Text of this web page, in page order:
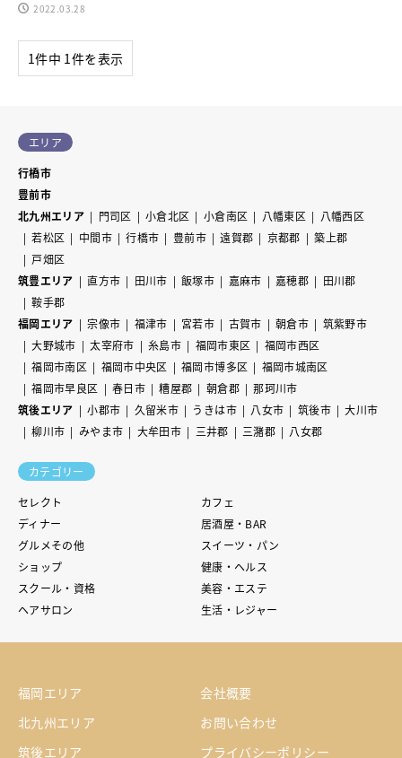
2022.03.28
1件中 1件を表示
エリア
行橋市
豊前市
北九州エリア
門司区 小倉北区 小倉南区 八幡東区
八幡西区
若松区
中間市 行橋市 豊前市 遠賀郡 京都郡
築上郡
戸畑区
筑豊エリア
直方市 田川市 飯塚市 嘉麻市 嘉穂郡
田川郡
鞍手郡
福岡エリア
宗像市 福津市 宮若市 古賀市 朝倉市
筑紫野市
大野城市
太宰府市 糸島市 福岡市東区
福岡市西区
福岡市南区
福岡市中央区 福岡市博多区
福岡市城南区
福岡市早良区
春日市 糟屋郡 朝倉郡
那珂川市
筑後エリア
小郡市 久留米市 うきは市 八女市 筑後市
大川市
柳川市
みやま市 大牟田市 三井郡 三潴郡 八女郡
カテゴリー
セレクト
カフェ
ディナー
居酒屋・BAR
グルメその他
スイーツ・パン
ショップ
健康・ヘルス
スクール・資格
美容・エステ
ヘアサロン
生活・レジャー
福岡エリア
北九州エリア
筑後エリア
会社概要
お問い合わせ
プライバシーポリシー